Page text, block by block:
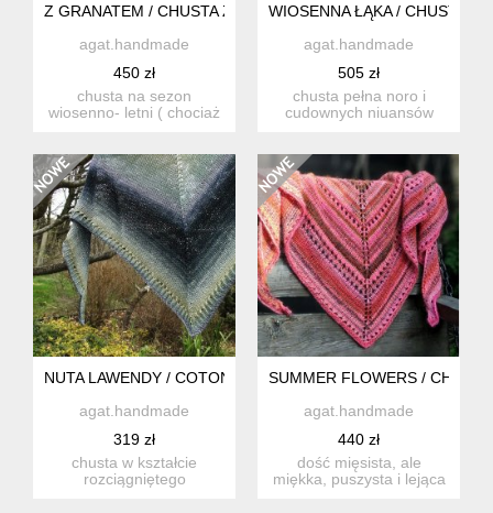
Z GRANATEM / CHUSTA Z LNEM I JEDWABIEM
agat.handmade
450 zł
chusta na sezon
wiosenno- letni ( chociaż
WIOSENNA ŁĄKA / CHUSTA Z
agat.handmade
505 zł
chusta pełna noro i
cudownych niuansów
NUTA LAWENDY / COTONE COLORATO
agat.handmade
319 zł
chusta w kształcie
rozciągniętego
SUMMER FLOWERS /
agat.handmade
440 zł
dość mięsista, ale
miękka, puszysta i lejąca